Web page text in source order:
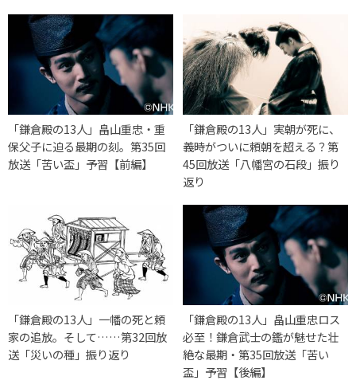
「鎌倉殿の13人」畠山重忠・重
保父子に迫る最期の刻。第35回
放送「苦い盃」予習【前編】
「鎌倉殿の13人」実朝が死に、
義時がついに頼朝を超える？第
45回放送「八幡宮の石段」振り
返り
「鎌倉殿の13人」一幡の死と頼
家の追放。そして……第32回放
送「災いの種」振り返り
「鎌倉殿の13人」畠山重忠ロス
必至！鎌倉武士の鑑が魅せた壮
絶な最期・第35回放送「苦い
盃」予習【後編】